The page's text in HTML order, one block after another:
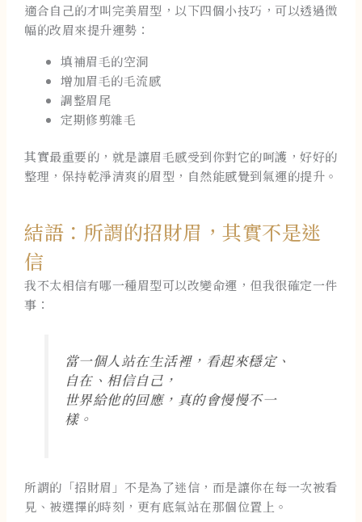
適合自己的才叫完美眉型，以下四個小技巧，可以透過微
幅的改眉來提升運勢：
填補眉毛的空洞
增加眉毛的毛流感
調整眉尾
定期修剪雜毛
其實最重要的，就是讓眉毛感受到你對它的呵護，好好的
整理，保持乾淨清爽的眉型，自然能感覺到氣運的提升。
結語：所謂的招財眉，其實不是迷
信
我不太相信有哪一種眉型可以改變命運，但我很確定一件
事：
當一個人站在生活裡，看起來穩定、
自在、相信自己，
世界給他的回應，真的會慢慢不一
樣。
所謂的「招財眉」不是為了迷信，而是讓你在每一次被看
見、被選擇的時刻，更有底氣站在那個位置上。